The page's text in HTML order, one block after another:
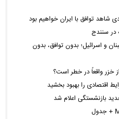
شاهد توافق با ایران خواهیم بود
و اسرائیل؛ بدون توافق، بدون
خزر واقعاً در خطر است؟
اقتصادی را بهبود بخشید
بازنشستگی اعلام شد